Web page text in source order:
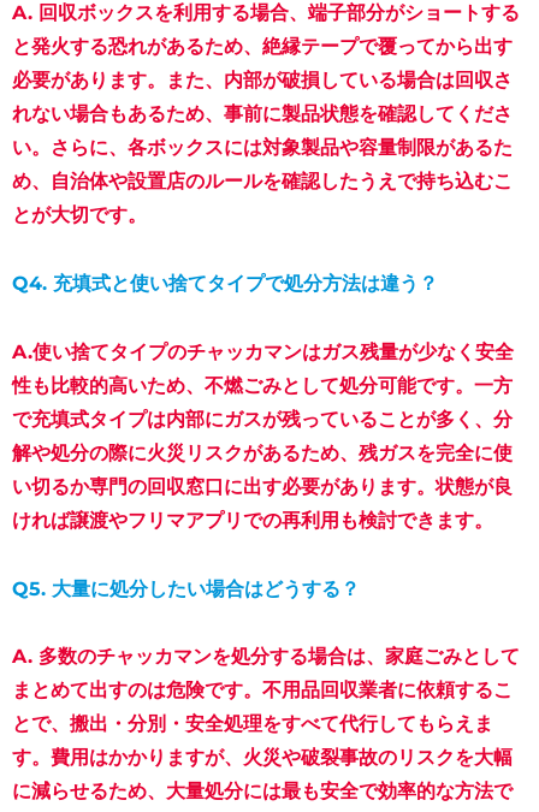
A. 回収ボックスを利用する場合、端子部分がショートする
と発火する恐れがあるため、絶縁テープで覆ってから出す
必要があります。また、内部が破損している場合は回収さ
れない場合もあるため、事前に製品状態を確認してくださ
い。さらに、各ボックスには対象製品や容量制限があるた
め、自治体や設置店のルールを確認したうえで持ち込むこ
とが大切です。
Q4. 充填式と使い捨てタイプで処分方法は違う？
A.使い捨てタイプのチャッカマンはガス残量が少なく安全
性も比較的高いため、不燃ごみとして処分可能です。一方
で充填式タイプは内部にガスが残っていることが多く、分
解や処分の際に火災リスクがあるため、残ガスを完全に使
い切るか専門の回収窓口に出す必要があります。状態が良
ければ譲渡やフリマアプリでの再利用も検討できます。
Q5. 大量に処分したい場合はどうする？
A. 多数のチャッカマンを処分する場合は、家庭ごみとして
まとめて出すのは危険です。不用品回収業者に依頼するこ
とで、搬出・分別・安全処理をすべて代行してもらえま
す。費用はかかりますが、火災や破裂事故のリスクを大幅
に減らせるため、大量処分には最も安全で効率的な方法で